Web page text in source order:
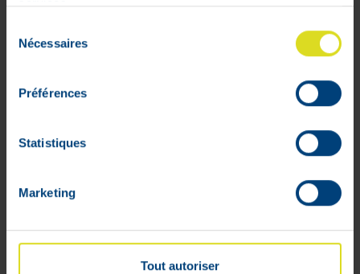
Nécessaires
Préférences
Statistiques
Marketing
Tout autoriser
Utilisation
1 goutte dans chaque oeil, 4 à 6 fois par
contact.
dans les yeux.
Sans conservateur.